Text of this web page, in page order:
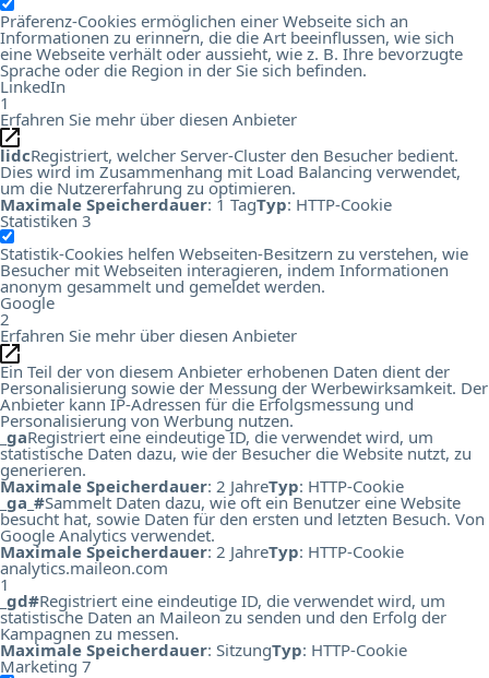
Präferenz-Cookies ermöglichen einer Webseite sich an
Informationen zu erinnern, die die Art beeinflussen, wie sich
eine Webseite verhält oder aussieht, wie z. B. Ihre bevorzugte
Sprache oder die Region in der Sie sich befinden.
LinkedIn
1
Erfahren Sie mehr über diesen Anbieter
lidcRegistriert, welcher Server-Cluster den Besucher bedient.
Dies wird im Zusammenhang mit Load Balancing verwendet,
um die Nutzererfahrung zu optimieren.
Maximale Speicherdauer: 1 TagTyp: HTTP-Cookie
Statistiken 3
Statistik-Cookies helfen Webseiten-Besitzern zu verstehen, wie
Besucher mit Webseiten interagieren, indem Informationen
anonym gesammelt und gemeldet werden.
Google
2
Erfahren Sie mehr über diesen Anbieter
Ein Teil der von diesem Anbieter erhobenen Daten dient der
Personalisierung sowie der Messung der Werbewirksamkeit. Der
Anbieter kann IP-Adressen für die Erfolgsmessung und
Personalisierung von Werbung nutzen.
_gaRegistriert eine eindeutige ID, die verwendet wird, um
statistische Daten dazu, wie der Besucher die Website nutzt, zu
generieren.
Maximale Speicherdauer: 2 JahreTyp: HTTP-Cookie
_ga_#Sammelt Daten dazu, wie oft ein Benutzer eine Website
besucht hat, sowie Daten für den ersten und letzten Besuch. Von
Google Analytics verwendet.
Maximale Speicherdauer: 2 JahreTyp: HTTP-Cookie
analytics.maileon.com
1
_gd#Registriert eine eindeutige ID, die verwendet wird, um
statistische Daten an Maileon zu senden und den Erfolg der
Kampagnen zu messen.
Maximale Speicherdauer: SitzungTyp: HTTP-Cookie
Marketing 7